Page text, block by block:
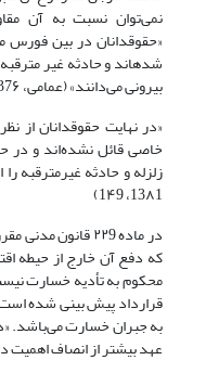
نمی‌‌توان نسبت به آن
«حقوقدانان در بین فورس
شدهاند و حادثه غیر
بیرونی می‌‌دانند» (عمامی، 137۶، 10۶).
«در نهایت حقوقدانان از
خاصی قائل نشده‌اند و در
زلزله و حادثه غیرمترقبه
13۸1، 1۴9)
در ماده ۲۲9
که دفع آن خارج از حیطه
محکوم به تأدیه خسارت
قرارداد پیش بینی شده
به جبران خسارت می‌باشد.
عهد بیشتر از انصاف اهمیت داده